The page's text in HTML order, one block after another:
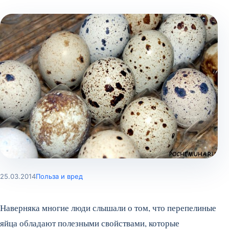
25.03.2014Польза и вред
Наверняка многие люди слышали о том, что перепелиные
яйца обладают полезными свойствами, которые